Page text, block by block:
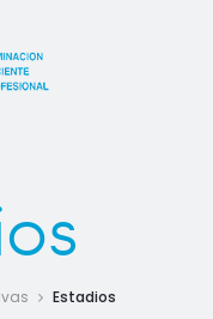
Estadios